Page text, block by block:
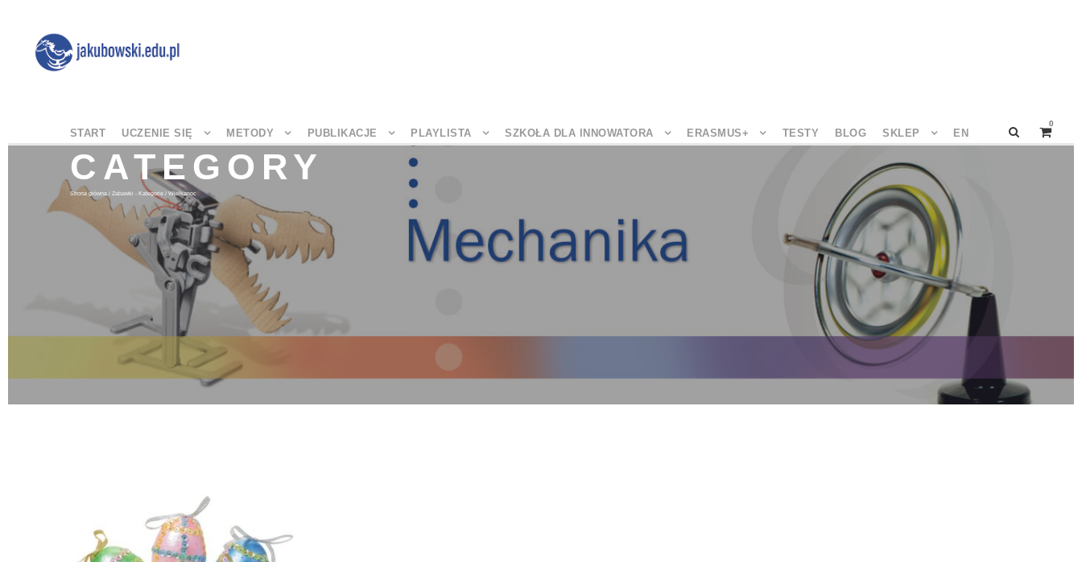
START UCZENIE SIĘ METODY PUBLIKACJE PLAYLISTA SZKOŁA DLA INNOWATORA ERASMUS+ TESTY BLOG SKLEP EN
0
CATEGORY
Strona główna / Zabawki - Kategorie / Wielkanoc